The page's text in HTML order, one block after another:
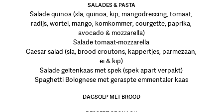
SALADES & PASTA
Salade quinoa (sla, quinoa, kip, mangodressing, tomaat,
radijs, wortel, mango, komkommer, courgette, paprika,
avocado & mozzarella)
Salade tomaat-mozzarella
Caesar salad (sla, brood croutons, kappertjes, parmezaan,
ei & kip)
Salade geitenkaas met spek (spek apart verpakt)
Spaghetti Bolognese met geraspte emmentaler kaas
DAGSOEP MET BROOD